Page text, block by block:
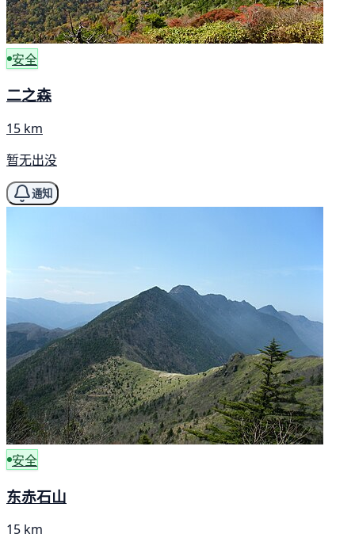
安全
二之森
15 km
暂无出没
通知
安全
东赤石山
15 km